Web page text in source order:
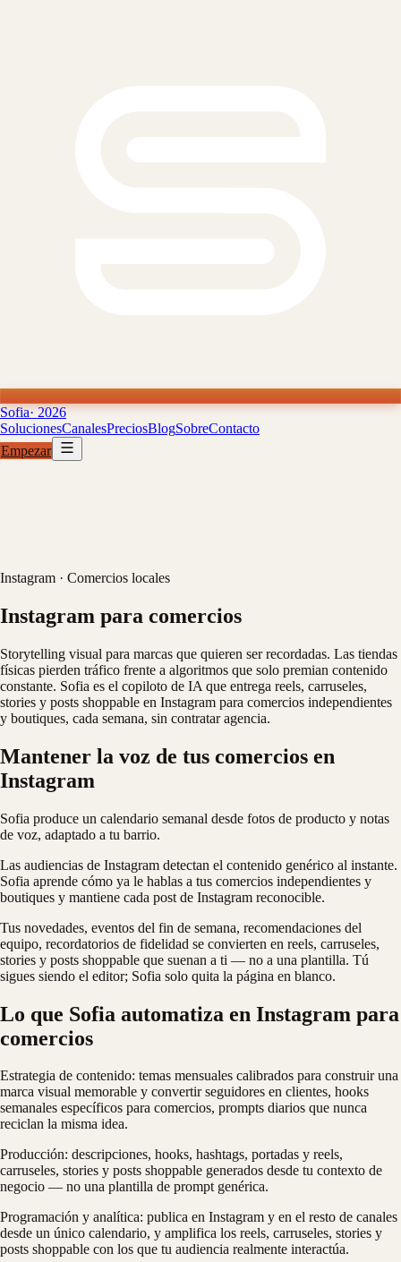
Sofia· 2026
SolucionesCanalesPreciosBlogSobreContacto
Empezar
Instagram · Comercios locales
Instagram para comercios
Storytelling visual para marcas que quieren ser recordadas. Las tiendas
físicas pierden tráfico frente a algoritmos que solo premian contenido
constante. Sofia es el copiloto de IA que entrega reels, carruseles,
stories y posts shoppable en Instagram para comercios independientes
y boutiques, cada semana, sin contratar agencia.
Mantener la voz de tus comercios en
Instagram
Sofia produce un calendario semanal desde fotos de producto y notas
de voz, adaptado a tu barrio.
Las audiencias de Instagram detectan el contenido genérico al instante.
Sofia aprende cómo ya le hablas a tus comercios independientes y
boutiques y mantiene cada post de Instagram reconocible.
Tus novedades, eventos del fin de semana, recomendaciones del
equipo, recordatorios de fidelidad se convierten en reels, carruseles,
stories y posts shoppable que suenan a ti — no a una plantilla. Tú
sigues siendo el editor; Sofia solo quita la página en blanco.
Lo que Sofia automatiza en Instagram para
comercios
Estrategia de contenido: temas mensuales calibrados para construir una
marca visual memorable y convertir seguidores en clientes, hooks
semanales específicos para comercios, prompts diarios que nunca
reciclan la misma idea.
Producción: descripciones, hooks, hashtags, portadas y reels,
carruseles, stories y posts shoppable generados desde tu contexto de
negocio — no una plantilla de prompt genérica.
Programación y analítica: publica en Instagram y en el resto de canales
desde un único calendario, y amplifica los reels, carruseles, stories y
posts shoppable con los que tu audiencia realmente interactúa.